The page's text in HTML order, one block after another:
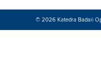
© 2026 Katedra Badań